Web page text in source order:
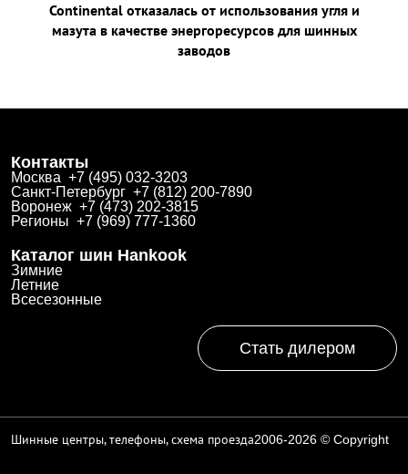
Continental отказалась от использования угля и
мазута в качестве энергоресурсов для шинных
заводов
Контакты
Москва +7 (495) 032-3203
Санкт-Петербург +7 (812) 200-7890
Воронеж +7 (473) 202-3815
Регионы +7 (969) 777-1360
Каталог шин Hankook
Зимние
Летние
Всесезонные
Стать дилером
Шинные центры, телефоны, схема проезда2006-2026 © Copyright